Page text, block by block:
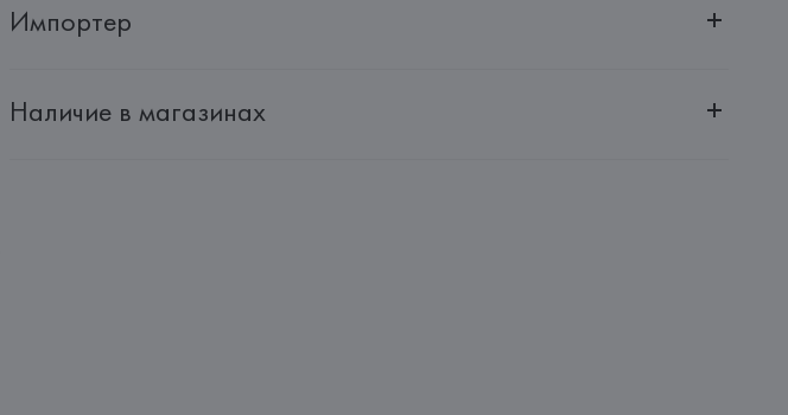
Импортер
Адрес: Республика Беларусь, 220030, г. Минск, ул. Немига, 5, пом. 39
Наличие в магазинах